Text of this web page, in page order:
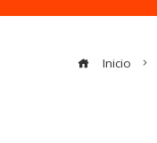
Inicio